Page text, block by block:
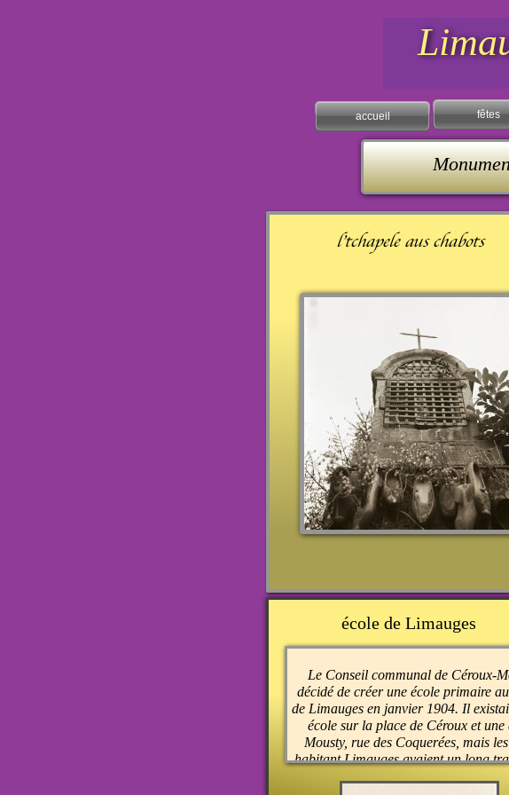
Le Conseil communal de Céroux-
décidé de créer une école primaire au
de Limauges en janvier 1904. Il
école sur la place de Céroux et une
Mousty, rue des Coquerées, mais les
habitant Limauges avaient un long
pour s’y rendre, sur de mauvaises
école de Limauges
fêtes
accueil